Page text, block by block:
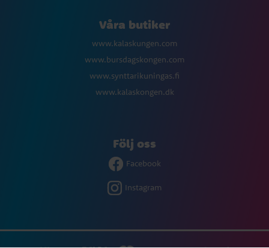
Våra butiker
www.kalaskungen.com
www.bursdagskongen.com
www.synttarikuningas.fi
www.kalaskongen.dk
Följ oss
Facebook
Instagram